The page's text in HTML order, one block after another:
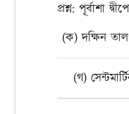
প্রশ্ন: পূর্বাশা
(ক) দক্ষিন
(গ)